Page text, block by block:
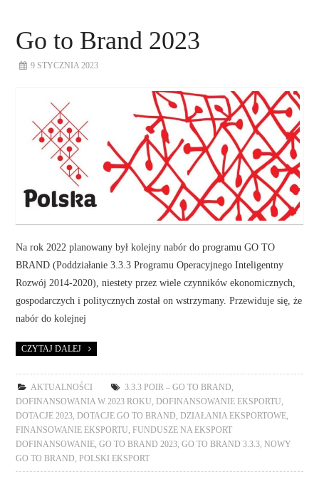
Go to Brand 2023
9 STYCZNIA 2023
Na rok 2022 planowany był kolejny nabór do programu GO TO
BRAND (Poddziałanie 3.3.3 Programu Operacyjnego Inteligentny
Rozwój 2014-2020), niestety przez wiele czynników ekonomicznych,
gospodarczych i politycznych został on wstrzymany. Przewiduje się, że
nabór do kolejnej
CZYTAJ DALEJ
AKTUALNOŚCI 3.3.3 POIR – GO TO BRAND
DOFINANSOWANIA W 2023 ROKU ,DOFINANSOWANIE EKSPORTU
DOTACJE 2023 ,DOTACJE GO TO BRAND ,DZIAŁANIA EKSPORTOWE
FINANSOWANIE EKSPORTU ,FUNDUSZE NA EKSPORT
DOFINANSOWANIE ,GO TO BRAND 2023 ,GO TO BRAND 3.3.3 ,NOWY
GO TO BRAND ,POLSKI EKSPORT